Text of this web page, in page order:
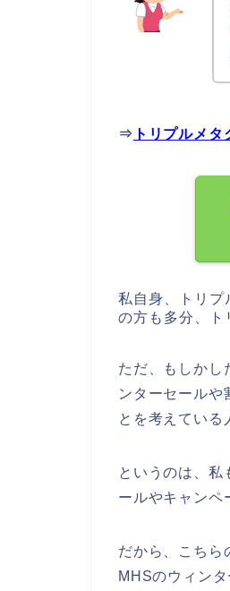
⇒ トリプルメ
私自身、トリプ
の方も多分、ト
ただ、もしかし
ンターセールや
とを考えている
というのは、私
ールやキャンペ
だから、こちら
MHSのウィン